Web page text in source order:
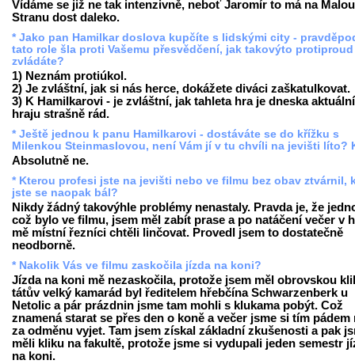
Vídáme se již ne tak intenzivně, neboť Jaromír to má na Malou
Stranu dost daleko.
* Jako pan Hamilkar doslova kupčíte s lidskými city -
tato role šla proti Vašemu přesvědčení, jak takovýto protiproud
zvládáte?
1) Neznám protiúkol.
2) Je zvláštní, jak si nás herce, dokážete diváci zaškatulkovat.
3) K Hamilkarovi - je zvláštní, jak tahleta hra je dneska
hraju strašně rád.
* Ještě jednou k panu Hamilkarovi - dostáváte se do křížku s
Milenkou Steinmaslovou, není Vám jí v tu chvíli na jevišti líto?
Absolutně ne.
* Kterou profesi jste na jevišti nebo ve filmu bez obav ztvárnil,
jste se naopak bál?
Nikdy žádný takovýhle problémy nenastaly. Pravda je, že
což bylo ve filmu, jsem měl zabít prase a po natáčení večer v
mě místní řezníci chtěli linčovat. Provedl jsem to dostatečně
neodborně.
* Nakolik Vás ve filmu zaskočila jízda na koni?
Jízda na koni mě nezaskočila, protože jsem měl obrovskou
tátův velký kamarád byl ředitelem hřebčína Schwarzenberk u
Netolic a pár prázdnin jsme tam mohli s klukama pobýt. Což
znamená starat se přes den o koně a večer jsme si tím pádem
za odměnu vyjet. Tam jsem získal základní zkušenosti a pak
měli kliku na fakultě, protože jsme si vydupali jeden semestr
na koni.